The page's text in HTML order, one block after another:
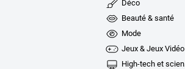
Déco
Beauté & santé
Mode
Jeux & Jeux Vidéo
High-tech et sciences